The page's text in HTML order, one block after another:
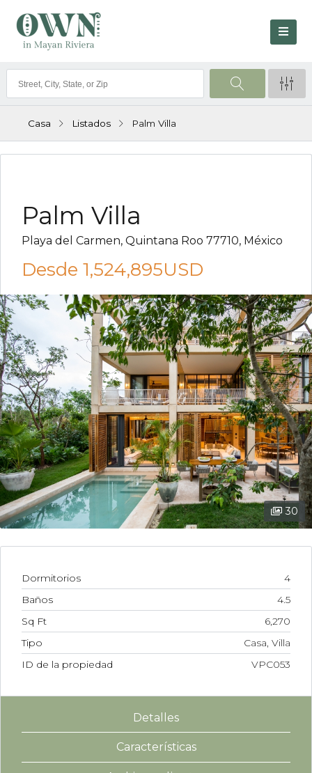
Casa Listados Palm Villa
Palm Villa
Playa del Carmen, Quintana Roo 77710, México
Desde 1,524,895USD
30
Dormitorios
4
Baños
4.5
Sq Ft
6,270
Tipo
Casa, Villa
ID de la propiedad
VPC053
Detalles
Características